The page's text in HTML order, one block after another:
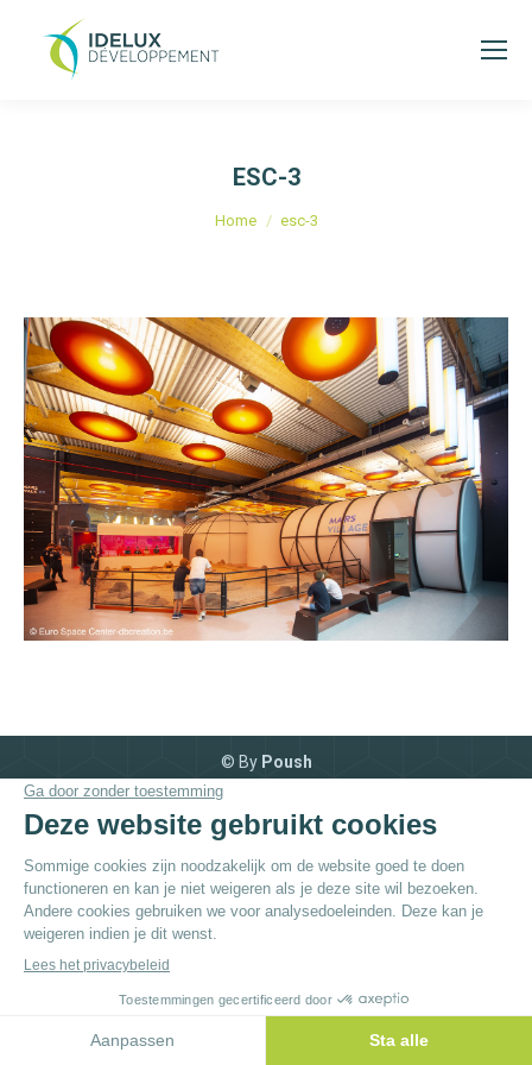
ESC-3
Je bent hier:
Home esc-3
© By Poush
Menu du bas - NL